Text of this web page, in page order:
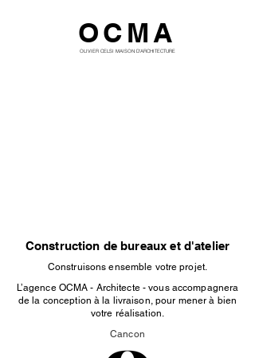
OCMA
OLIVIER CELSI MAISON D'ARCHITECTURE
Construction de bureaux et d'atelier
Construisons ensemble votre projet.
L’agence OCMA - Architecte - vous accompagnera
de la conception à la livraison, pour mener à bien
votre réalisation.
Cancon